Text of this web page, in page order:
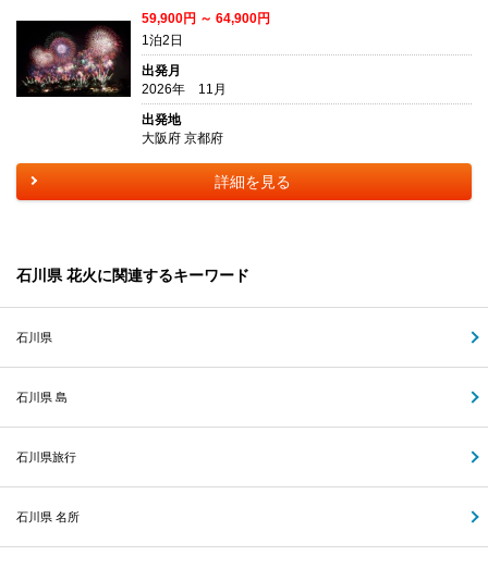
59,900円 ～ 64,900円
1泊2日
出発月
2026年 11月
出発地
大阪府 京都府
詳細を見る
石川県 花火に関連するキーワード
石川県
石川県 島
石川県旅行
石川県 名所